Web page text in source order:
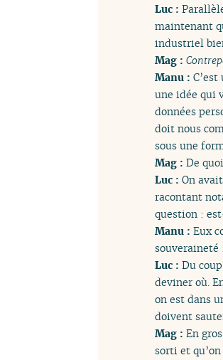
Luc :
maintenant
industriel
Mag :
Manu :
une idée qui
données
doit nous
sous une
Mag : De
Luc : On
racontant
question :
Manu : Eux
souveraineté
Luc : Du
deviner où.
on est dans
doivent
Mag : En
sorti et